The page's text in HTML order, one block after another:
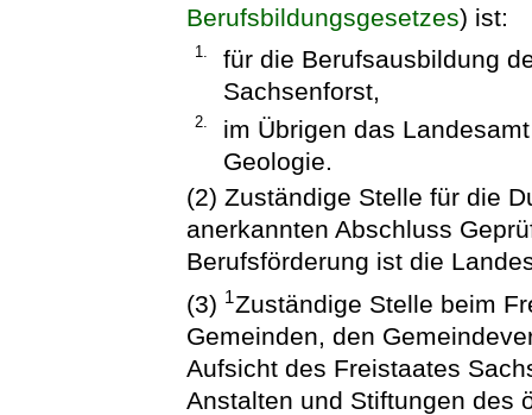
Berufsbildungsgesetzes) ist:
1.
für die Berufsausbildung
Sachsenforst,
2.
im Übrigen das
Geologie.
(2) Zuständige Stelle für die
anerkannten Abschluss
Berufsförderung ist die
(3) 1Zuständige Stelle beim
Gemeinden, den
Aufsicht des Freistaates
Anstalten und Stiftungen des